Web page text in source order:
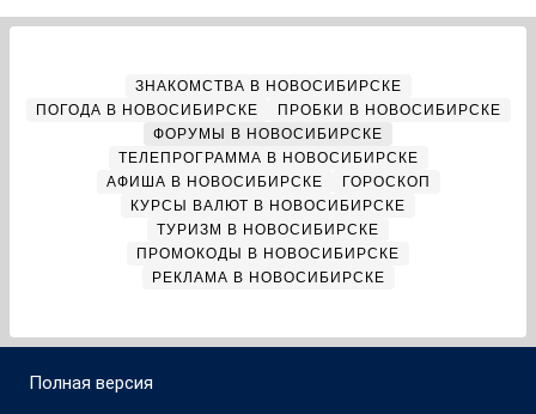
ЗНАКОМСТВА В НОВОСИБИРСКЕ
ПОГОДА В НОВОСИБИРСКЕ
ПРОБКИ В НОВОСИБИРСКЕ
ФОРУМЫ В НОВОСИБИРСКЕ
ТЕЛЕПРОГРАММА В НОВОСИБИРСКЕ
АФИША В НОВОСИБИРСКЕ
ГОРОСКОП
КУРСЫ ВАЛЮТ В НОВОСИБИРСКЕ
ТУРИЗМ В НОВОСИБИРСКЕ
ПРОМОКОДЫ В НОВОСИБИРСКЕ
РЕКЛАМА В НОВОСИБИРСКЕ
Полная версия